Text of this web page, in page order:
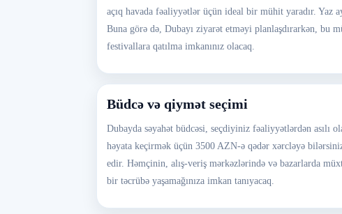
açıq havada fəaliyyətlər üçün ideal bir mühit yaradır. Yaz
Buna görə də, Dubayı ziyarət etməyi planlaşdırarkən, bu
festivallara qatılma imkanınız olacaq.
Büdcə və qiymət seçimi
Dubayda səyahət büdcəsi, seçdiyiniz fəaliyyətlərdən
həyata keçirmək üçün 3500 AZN-ə qədər xərcləyə
edir. Həmçinin, alış-veriş mərkəzlərində və bazarlarda
bir təcrübə yaşamağınıza imkan tanıyacaq.